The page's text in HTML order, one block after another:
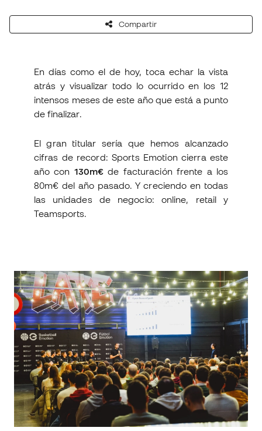
Compartir
En días como el de hoy, toca echar la vista
atrás y visualizar todo lo ocurrido en los 12
intensos meses de este año que está a punto
de finalizar.
El gran titular sería que hemos alcanzado
cifras de record: Sports Emotion cierra este
año con 130m€de facturación frente a los
80m€ del año pasado. Y creciendo en todas
las unidades de negocio: online, retail y
Teamsports.